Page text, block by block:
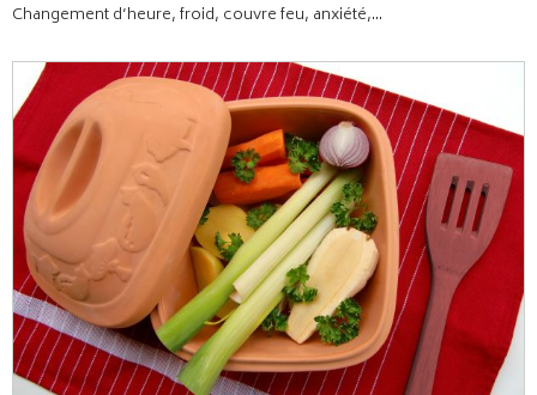
Changement d’heure, froid, couvre feu, anxiété,...